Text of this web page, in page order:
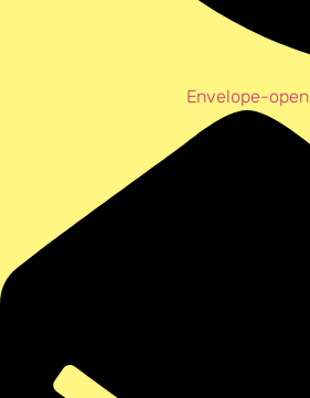
Envelope-open